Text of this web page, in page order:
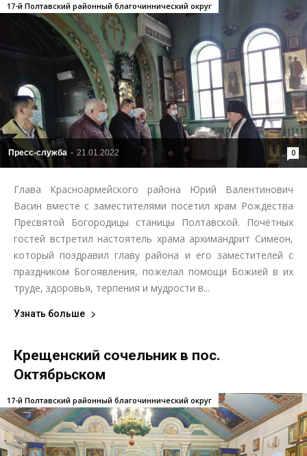
Пресс-служба - 21.01.2022 0
17-й Полтавский районный благочиннический округ
Глава Красноармейского района Юрий Валентинович
Васин вместе с заместителями посетил храм Рождества
Пресвятой Богородицы станицы Полтавской. Почётных
гостей встретил настоятель храма архимандрит Симеон,
который поздравил главу района и его заместителей с
праздником Богоявления, пожелал помощи Божией в их
труде, здоровья, терпения и мудрости в...
Узнать больше
Крещенский сочельник в пос.
Октябрьском
17-й Полтавский районный благочиннический округ